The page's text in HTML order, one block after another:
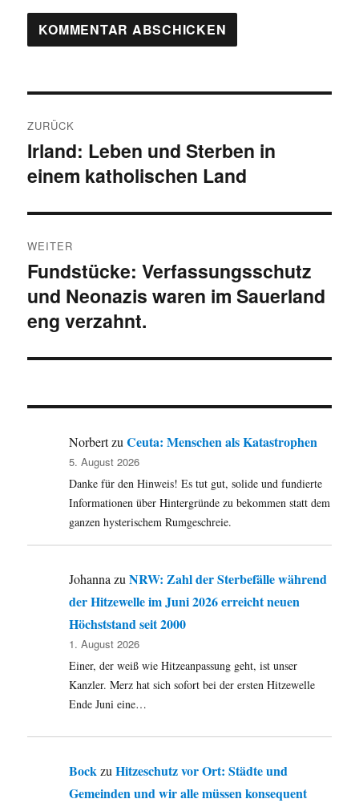
ZURÜCK
Vorheriger
Beitrag:
Irland: Leben und Sterben in
einem katholischen Land
WEITER
Nächster
Beitrag:
Fundstücke: Verfassungsschutz
und Neonazis waren im Sauerland
eng verzahnt.
NorbertzuCeuta: Menschen als Katastrophen
5. August 2026
Danke für den Hinweis! Es tut gut, solide und fundierte
Informationen über Hintergründe zu bekommen statt dem
ganzen hysterischem Rumgeschreie.
Johanna zuNRW: Zahl der Sterbefälle während
der Hitzewelle im Juni 2026 erreicht neuen
Höchststand seit 2000
1. August 2026
Einer, der weiß wie Hitzeanpassung geht, ist unser
Kanzler. Merz hat sich sofort bei der ersten Hitzewelle
Ende Juni eine…
Bock zuHitzeschutz vor Ort: Städte und
Gemeinden und wir alle müssen konsequent